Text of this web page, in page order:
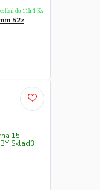
52z
do 11h 1 Ks